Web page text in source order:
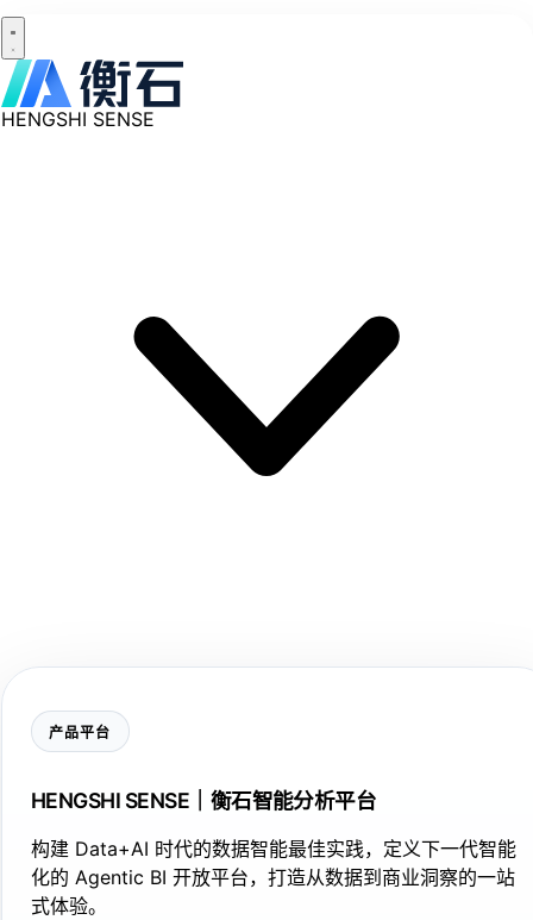
HENGSHI SENSE
产品平台
HENGSHI SENSE｜衡石智能分析平台
构建 Data+AI 时代的数据智能最佳实践，定义下一代智能
化的 Agentic BI 开放平台，打造从数据到商业洞察的一站
式体验。